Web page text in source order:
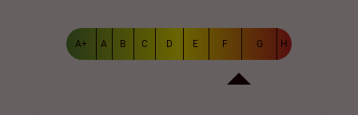
A+ A B C D E F G H